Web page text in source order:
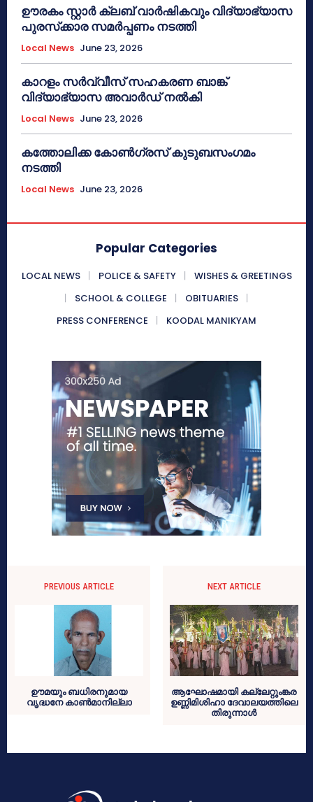
ഊരകം സ്റ്റാർ ക്ലബ് വാർഷികവും വിദ്യാഭ്യാസ
പുരസ്‌ക്കാര സമർപ്പണം നടത്തി
Local News June 23, 2026
കാറളം സർവ്വീസ് സഹകരണ ബാങ്ക്
വിദ്യാഭ്യാസ അവാർഡ് നൽകി
Local News June 23, 2026
കത്തോലിക്ക കോൺഗ്രസ് കുടുബസംഗമം
നടത്തി
Local News June 23, 2026
Popular Categories
LOCAL NEWS POLICE & SAFETY
WISHES & GREETINGS
SCHOOL & COLLEGE
OBITUARIES
PRESS CONFERENCE
KOODAL MANIKYAM
PREVIOUS ARTICLE
ഊമയും ബധിരനുമായ
വൃദ്ധനേ കാണ്‍മാനില്ലാ
NEXT ARTICLE
ആഘോഷമായി കല്ലേറ്റുംങ്കര
ഉണ്ണിമിശിഹാ ദേവാലയത്തിലെ
തിരുന്നാള്‍